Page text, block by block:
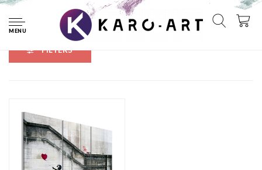
MENU
concreet
FILTERS